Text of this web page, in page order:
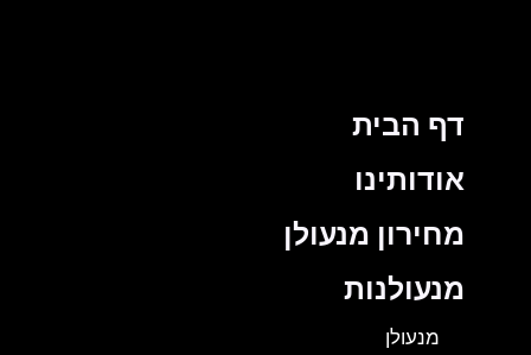
דף הבית
אודותינו
מחירון מנעולן
מנעולנות
מנעולן